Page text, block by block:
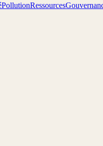
PollutionRessources